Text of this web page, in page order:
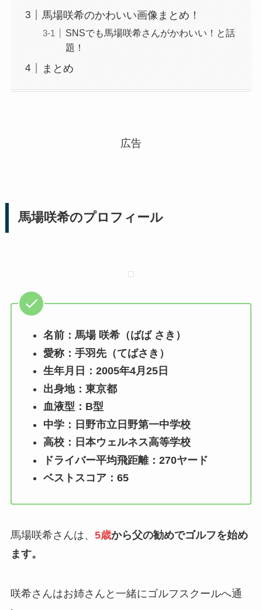
馬場咲希のかわいい画像まとめ！
SNSでも馬場咲希さんがかわいい！と話
題！
まとめ
広告
馬場咲希のプロフィール
名前：馬場 咲希（ばば さき）
愛称：手羽先（てばさき）
生年月日：2005年4月25日
出身地：東京都
血液型：B型
中学：日野市立日野第一中学校
高校：日本ウェルネス高等学校
ドライバー平均飛距離：270ヤード
ベストスコア：65
馬場咲希さんは、 5歳から父の勧めでゴルフを始め
ます。
咲希さんはお姉さんと一緒にゴルフスクールへ通